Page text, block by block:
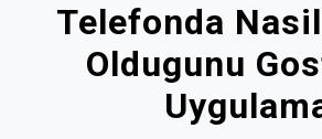
Telefonda
Oldugunu